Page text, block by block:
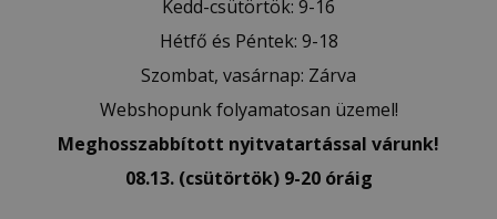
Kedd-csütörtök: 9-16
Hétfő és Péntek: 9-18
Szombat, vasárnap: Zárva
Webshopunk folyamatosan üzemel!
Meghosszabbított nyitvatartással várunk!
08.13. (csütörtök) 9-20 óráig